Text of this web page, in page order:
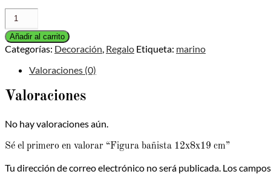
Figura
12x8x19
cm
Añadir al carrito
Categorías: Decoración, Regalo Etiqueta: marino
Valoraciones (0)
Valoraciones
No hay valoraciones aún.
Sé el primero en valorar “Figura bañista 12x8x19 cm”
Tu dirección de correo electrónico no será publicada. Los